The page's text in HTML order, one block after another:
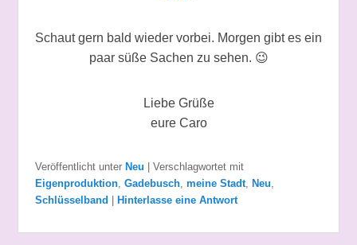
Schaut gern bald wieder vorbei. Morgen gibt es ein
paar süße Sachen zu sehen. 😉
Liebe Grüße
eure Caro
Veröffentlicht unter Neu
Verschlagwortet mit
Eigenproduktion, Gadebusch, meine Stadt, Neu,
Schlüsselband
Hinterlasse eine Antwort